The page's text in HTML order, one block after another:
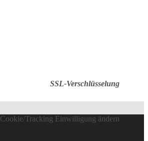
SSL-Verschlüsselung
Cookie/Tracking Einwilligung ändern